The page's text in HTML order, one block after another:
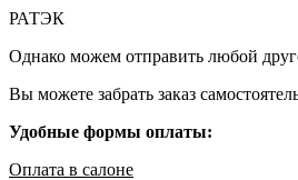
РАТЭК
Однако можем отправить любой
Вы можете забрать заказ
Удобные формы оплаты:
Оплата в салоне